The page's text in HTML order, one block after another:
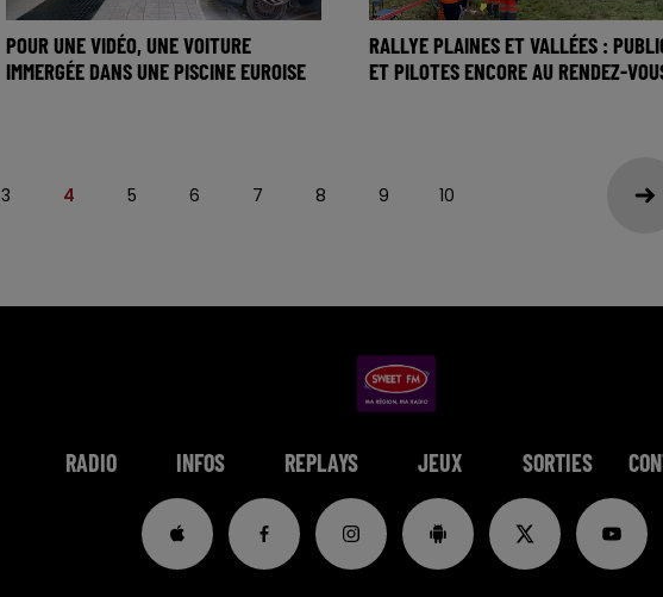
POUR UNE VIDÉO, UNE VOITURE
IMMERGÉE DANS UNE PISCINE EUROISE
RALLYE PLAINES ET VALLÉES :
ET PILOTES ENCORE AU RENDEZ-
3 4 5 6 7 8 9 10
RADIO INFOS REPLAYS JEUX SORTIES